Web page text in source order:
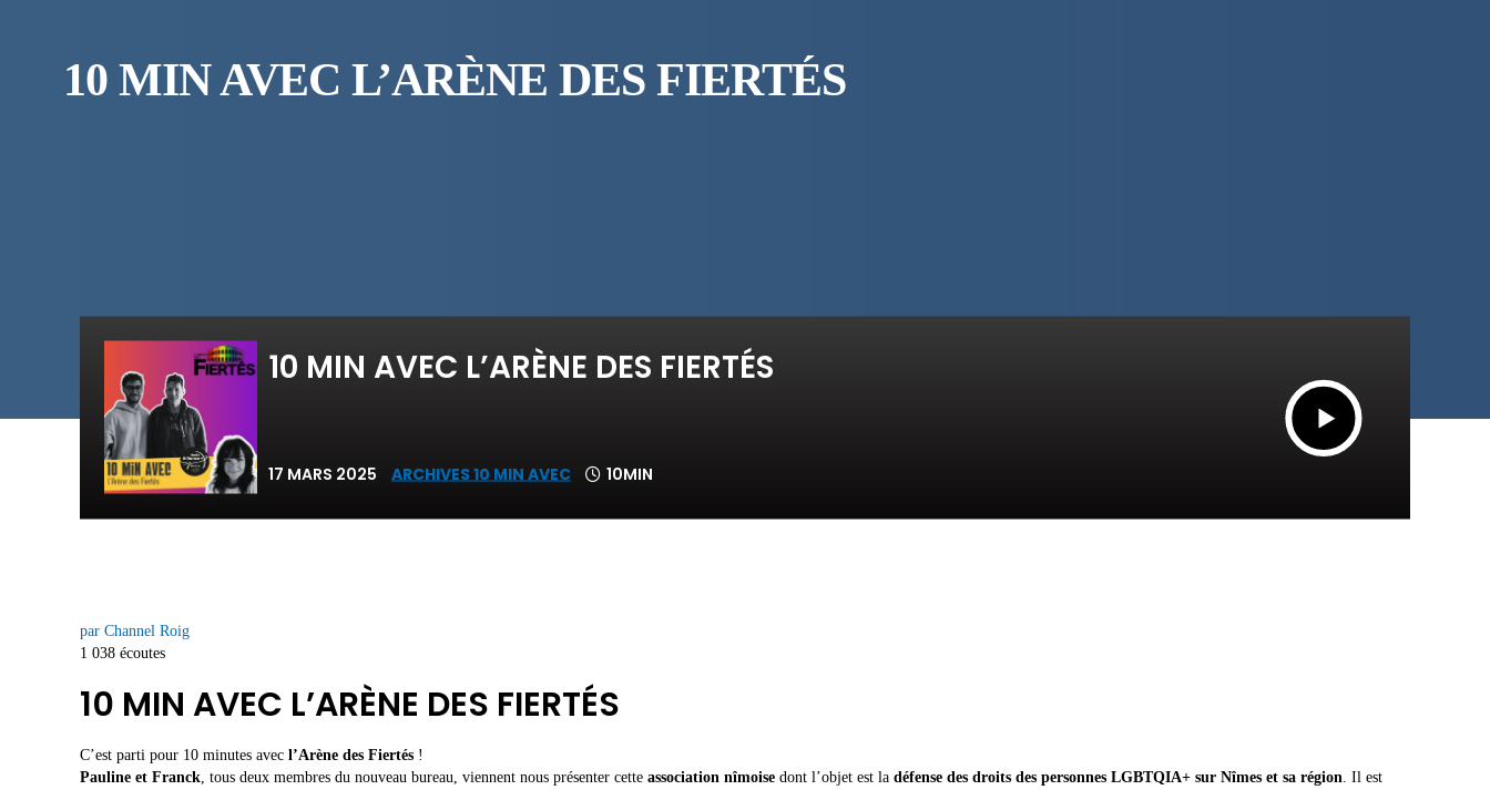
10 MIN AVEC L’ARÈNE DES FIERTÉS
10 MIN AVEC L’ARÈNE DES FIERTÉS
17 MARS 2025 ARCHIVES 10 MIN AVEC 10MIN
par Channel Roig
1 038 écoutes
10 MIN AVEC L’ARÈNE DES FIERTÉS
C’est parti pour 10 minutes avec l’Arène des Fiertés !
Pauline et Franck, tous deux membres du nouveau bureau, viennent nous présenter cette association nîmoise dont l’objet est la défense des droits des personnes LGBTQIA+ sur Nîmes et sa région. Il est